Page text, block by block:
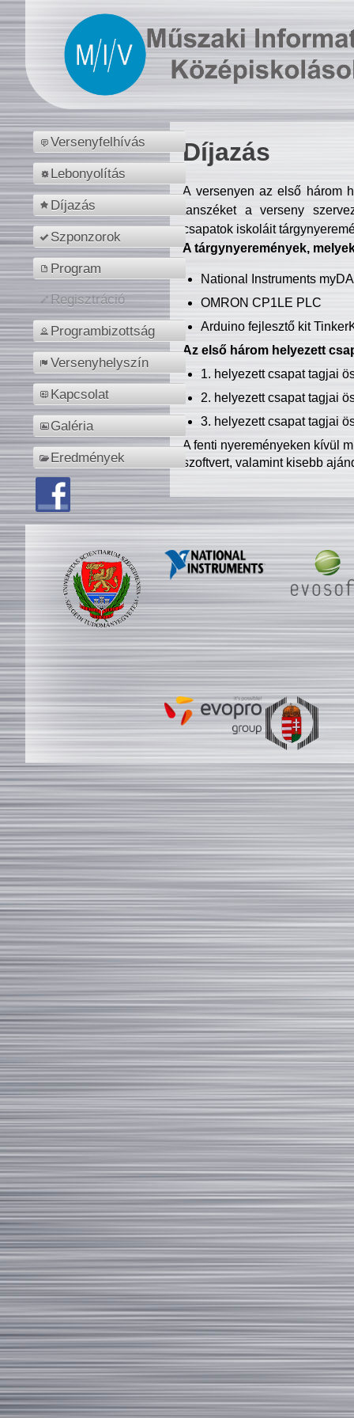
Versenyfelhívás
Lebonyolítás
Díjazás
Szponzorok
Program
Regisztráció
Programbizottság
Versenyhelyszín
Kapcsolat
Galéria
Eredmények
Díjazás
A versenyen az első három
tanszéket a verseny
csapatok iskoláit
A tárgynyeremények,
National Instruments
OMRON CP1LE PLC
Arduino fejlesztő kit
Az első három helyezett
1. helyezett csapat tagjai
2. helyezett csapat tagjai
3. helyezett csapat tagjai
A fenti nyereményeken kívül
szoftvert, valamint kisebb